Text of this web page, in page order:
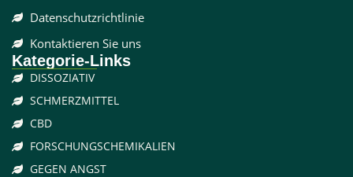
Datenschutzrichtlinie
Kontaktieren Sie uns
Kategorie-Links
DISSOZIATIV
SCHMERZMITTEL
CBD
FORSCHUNGSCHEMIKALIEN
GEGEN ANGST